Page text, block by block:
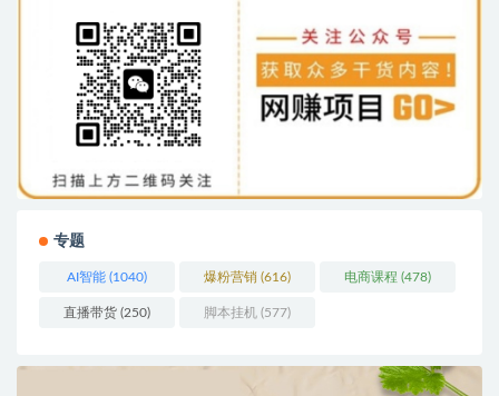
专题
AI智能 (1040) 爆粉营销 (616) 电商课程 (478)
直播带货 (250) 脚本挂机 (577)